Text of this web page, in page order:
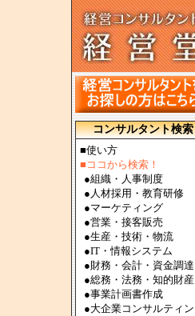
コンサルタント検索
■使い方
■ココから検索！
●組織・人事制度
● 人材採用・教育研修
●マーケティング
●営業・接客販売
●生産・技術・物流
●IT・情報システム
●財務・会計・資金調達
●総務・法務・知的財産
●事業計画書作成
●大企業コンサルティ